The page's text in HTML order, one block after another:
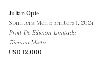
Julian Opie
Sprinters: Men Sprinters 1, 2024
Print De Edición Limitada
Técnica Mixta
USD 12,000